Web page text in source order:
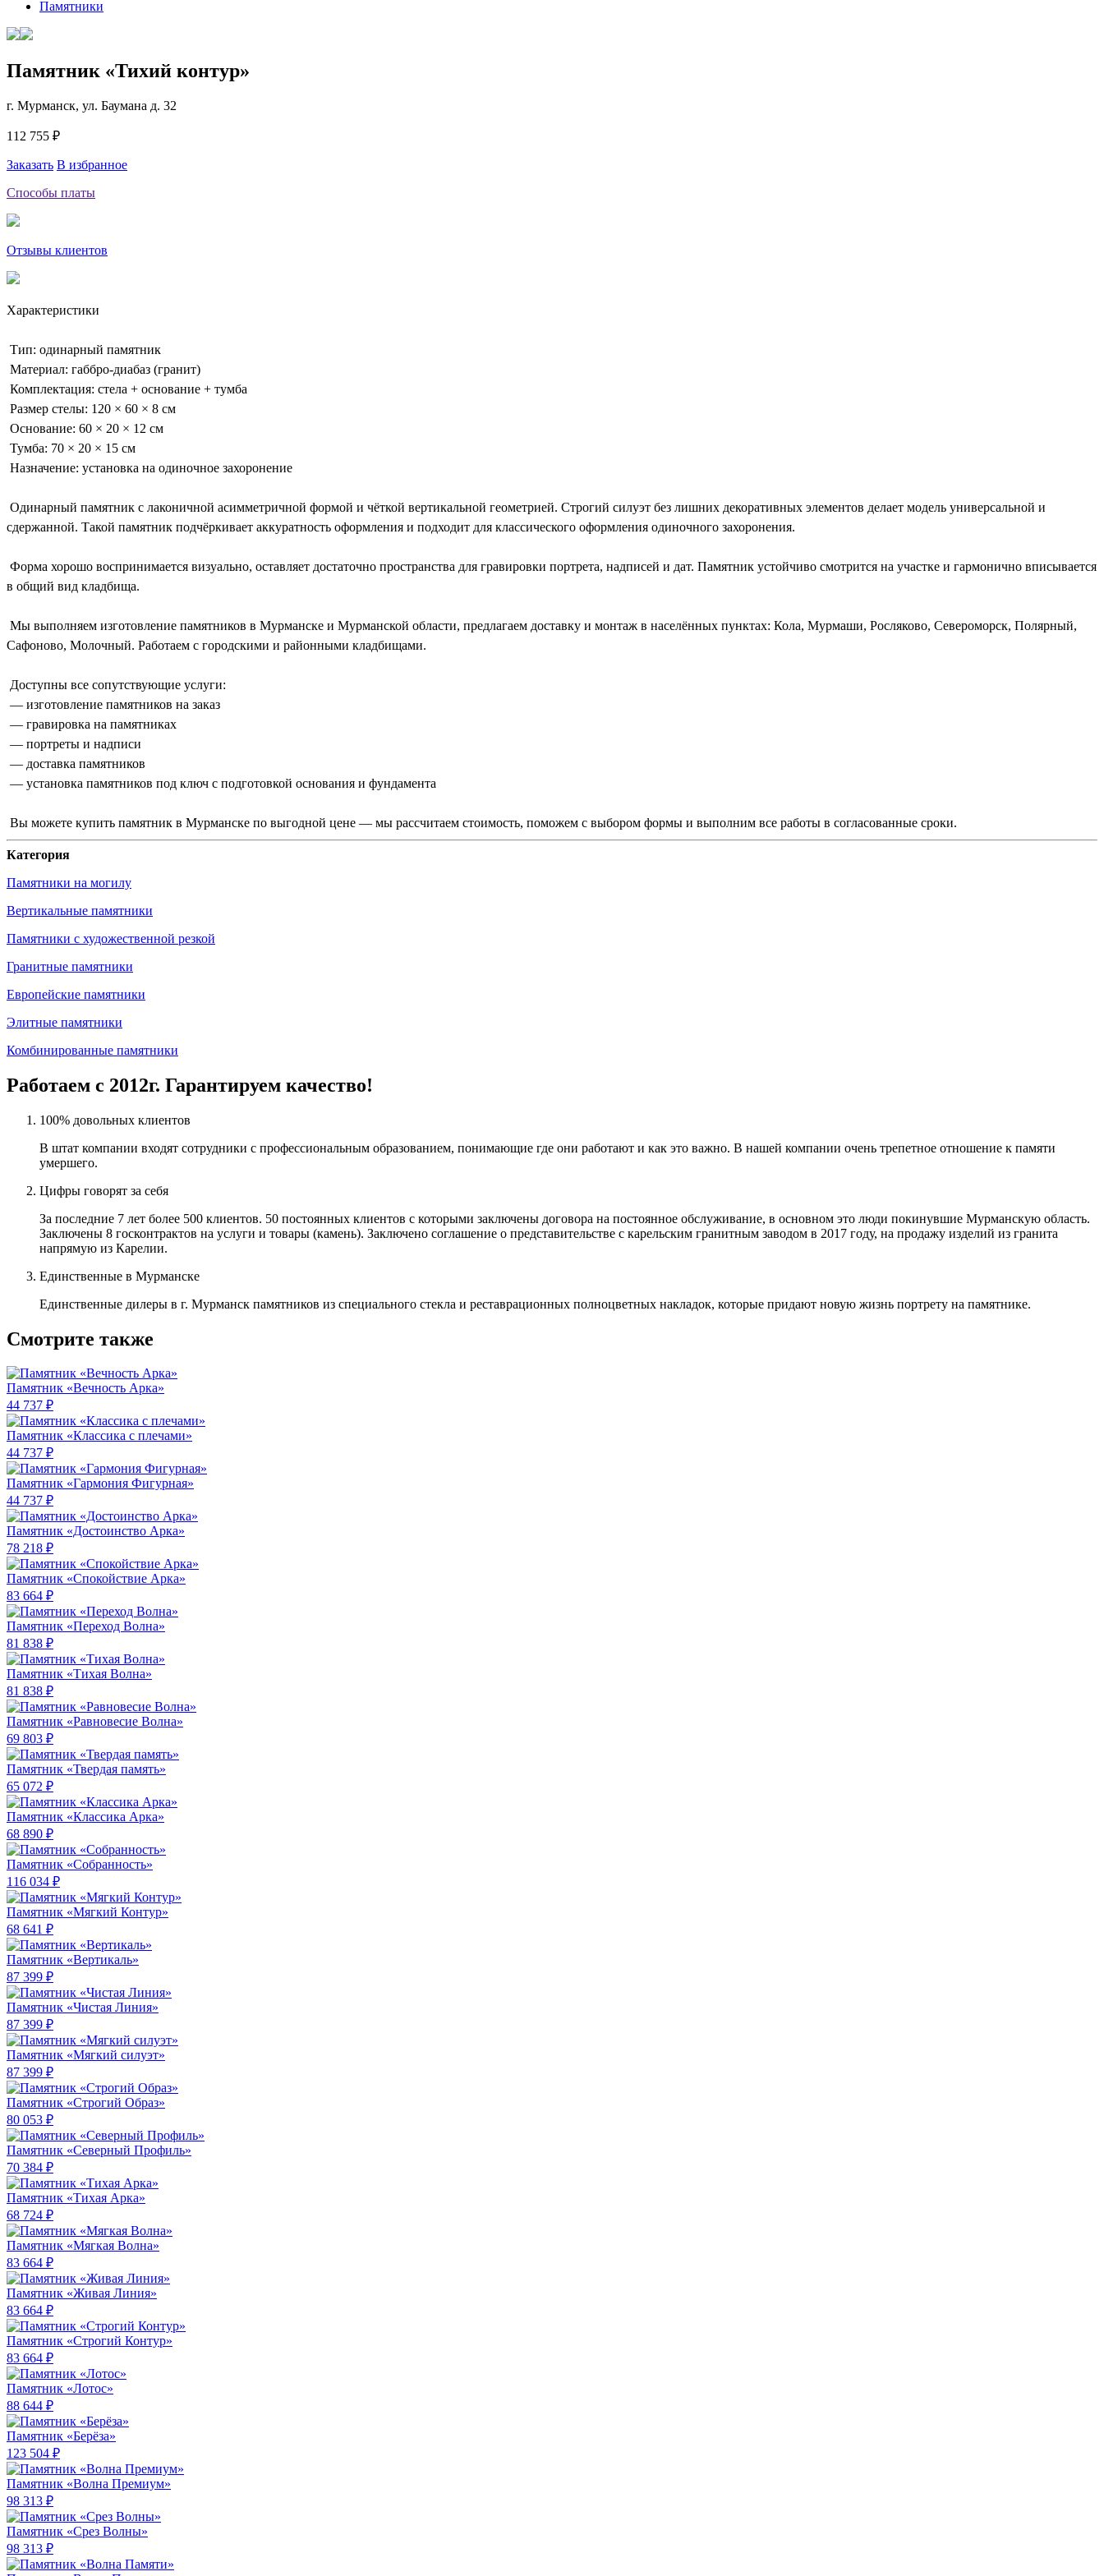
Памятники
Памятник «Тихий контур»
г. Мурманск, ул. Баумана д. 32
112 755 ₽
Заказать В избранное
Способы платы
Отзывы клиентов
Характеристики
Тип: одинарный памятник
Материал: габбро-диабаз (гранит)
Комплектация: стела + основание + тумба
Размер стелы: 120 × 60 × 8 см
Основание: 60 × 20 × 12 см
Тумба: 70 × 20 × 15 см
Назначение: установка на одиночное захоронение
Одинарный памятник с лаконичной асимметричной формой и чёткой вертикальной геометрией. Строгий силуэт без лишних декоративных элементов делает модель универсальной и
сдержанной. Такой памятник подчёркивает аккуратность оформления и подходит для классического оформления одиночного захоронения.
Форма хорошо воспринимается визуально, оставляет достаточно пространства для гравировки портрета, надписей и дат. Памятник устойчиво смотрится на участке и гармонично вписывается
в общий вид кладбища.
Мы выполняем изготовление памятников в Мурманске и Мурманской области, предлагаем доставку и монтаж в населённых пунктах: Кола, Мурмаши, Росляково, Североморск, Полярный,
Сафоново, Молочный. Работаем с городскими и районными кладбищами.
Доступны все сопутствующие услуги:
— изготовление памятников на заказ
— гравировка на памятниках
— портреты и надписи
— доставка памятников
— установка памятников под ключ с подготовкой основания и фундамента
Вы можете купить памятник в Мурманске по выгодной цене — мы рассчитаем стоимость, поможем с выбором формы и выполним все работы в согласованные сроки.
Категория
Памятники на могилу
Вертикальные памятники
Памятники с художественной резкой
Гранитные памятники
Европейские памятники
Элитные памятники
Комбинированные памятники
Работаем с 2012г. Гарантируем качество!
100% довольных клиентов
В штат компании входят сотрудники с профессиональным образованием, понимающие где они работают и как это важно. В нашей компании очень трепетное отношение к памяти
умершего.
Цифры говорят за себя
За последние 7 лет более 500 клиентов. 50 постоянных клиентов с которыми заключены договора на постоянное обслуживание, в основном это люди покинувшие Мурманскую область.
Заключены 8 госконтрактов на услуги и товары (камень). Заключено соглашение о представительстве с карельским гранитным заводом в 2017 году, на продажу изделий из гранита
напрямую из Карелии.
Единственные в Мурманске
Единственные дилеры в г. Мурманск памятников из специального стекла и реставрационных полноцветных накладок, которые придают новую жизнь портрету на памятнике.
Смотрите также
Памятник «Вечность Арка»
44 737 ₽
Памятник «Классика c плечами»
44 737 ₽
Памятник «Гармония Фигурная»
44 737 ₽
Памятник «Достоинство Арка»
78 218 ₽
Памятник «Спокойствие Арка»
83 664 ₽
Памятник «Переход Волна»
81 838 ₽
Памятник «Тихая Волна»
81 838 ₽
Памятник «Равновесие Волна»
69 803 ₽
Памятник «Твердая память»
65 072 ₽
Памятник «Классика Арка»
68 890 ₽
Памятник «Собранность»
116 034 ₽
Памятник «Мягкий Контур»
68 641 ₽
Памятник «Вертикаль»
87 399 ₽
Памятник «Чистая Линия»
87 399 ₽
Памятник «Мягкий силуэт»
87 399 ₽
Памятник «Строгий Образ»
80 053 ₽
Памятник «Северный Профиль»
70 384 ₽
Памятник «Тихая Арка»
68 724 ₽
Памятник «Мягкая Волна»
83 664 ₽
Памятник «Живая Линия»
83 664 ₽
Памятник «Строгий Контур»
83 664 ₽
Памятник «Лотос»
88 644 ₽
Памятник «Берёза»
123 504 ₽
Памятник «Волна Премиум»
98 313 ₽
Памятник «Срез Волны»
98 313 ₽